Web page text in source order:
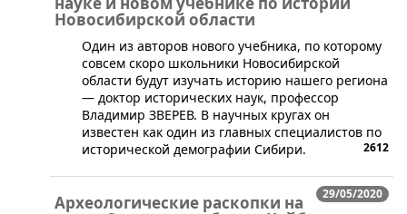
Новосибирской области
​Один из авторов нового учебника, по которому
совсем скоро школьники Новосибирской
области будут изучать историю нашего региона
— доктор исторических наук, профессор
Владимир ЗВЕРЕВ. В научных кругах он
известен как один из главных специалистов по
исторической демографии Сибири.
2612
29/05/2020
Археологические раскопки на